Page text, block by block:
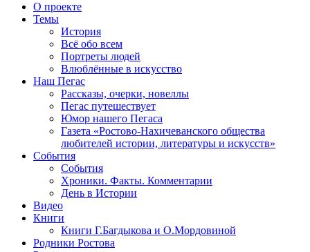
О проекте
Темы
История
Всё обо всем
Портреты людей
Влюблённые в искусство
Наш Пегас
Рассказы, очерки, новеллы
Пегас путешествует
Юмор нашего Пегаса
Газета «Ростово-Нахичеванского общества
любителей истории, литературы и искусств»
События
События
Хроники. Факты. Комментарии
День в Истории
Видео
Книги
Книги Г.Багдыкова и О.Мордовиной
Родники Ростова